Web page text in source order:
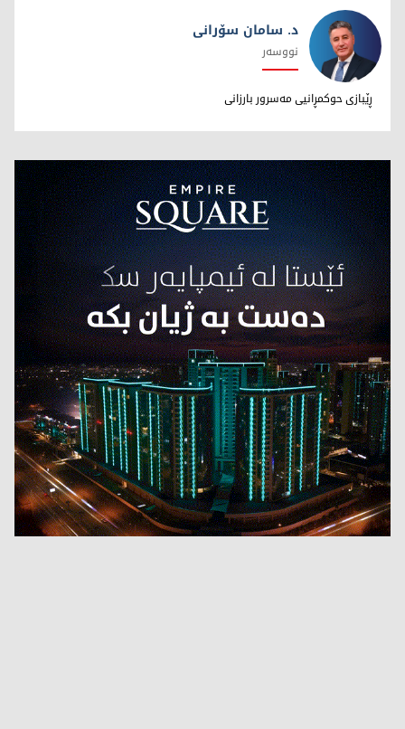
د. سامان سۆرانی
د. سامان سۆرانی
نووسەر
ڕێبازی حوکمڕانیی مەسرور بارزانی